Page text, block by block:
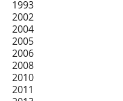
1993
2002
2004
2005
2006
2008
2010
2011